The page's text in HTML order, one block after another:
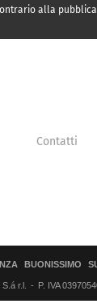
alla
Contatti
BUONISSIMO
r.l. P. IVA